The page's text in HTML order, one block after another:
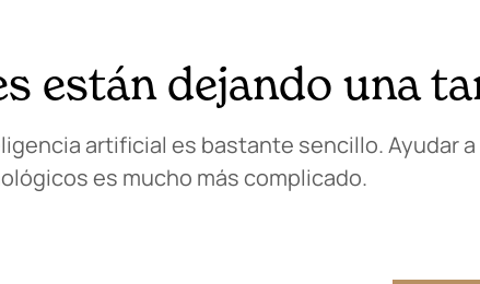
están dejando una
artificial es bastante sencillo. Ayudar
es mucho más complicado.